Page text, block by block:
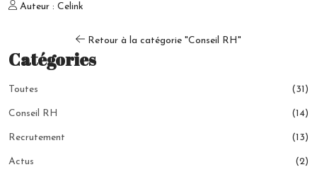
Auteur : Celink
Retour à la catégorie "Conseil RH"
Catégories
Toutes (31)
Conseil RH (14)
Recrutement (13)
Actus (2)